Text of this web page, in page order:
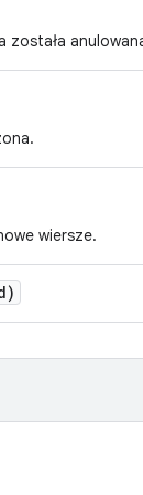
została
wiersze.